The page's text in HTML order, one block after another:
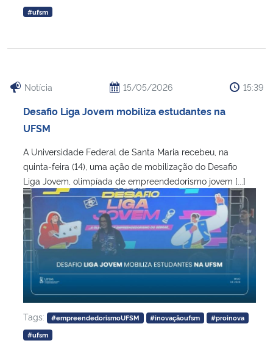
#ufsm
Notícia 15/05/2026 15:39
Desafio Liga Jovem mobiliza estudantes na
UFSM
A Universidade Federal de Santa Maria recebeu, na
quinta-feira (14), uma ação de mobilização do Desafio
Liga Jovem, olimpíada de empreendedorismo jovem [...]
Tags: #empreendedorismoUFSM #inovaçãoufsm
#proinova
#ufsm